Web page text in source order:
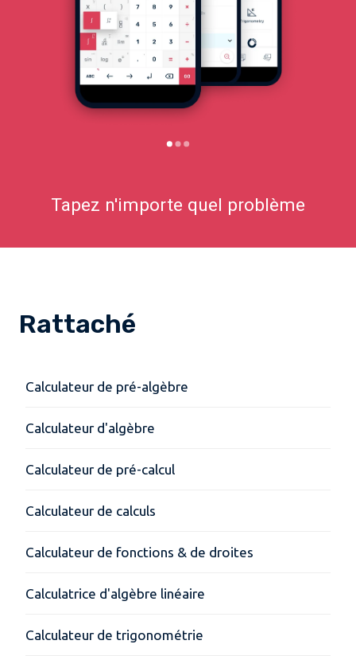
Tapez n'importe quel problème
Rattaché
Calculateur de pré-algèbre
Calculateur d'algèbre
Calculateur de pré-calcul
Calculateur de calculs
Calculateur de fonctions & de droites
Calculatrice d'algèbre linéaire
Calculateur de trigonométrie